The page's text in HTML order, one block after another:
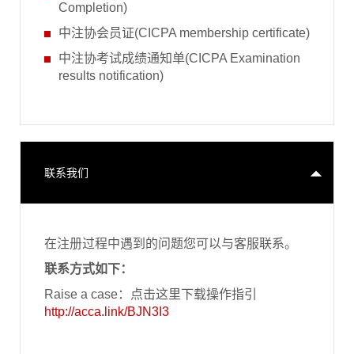
Completion)
中注协会员证(CICPA membership certificate)
中注协考试成绩通知单(CICPA Examination
results notification)
联系我们
在注册过程中遇到的问题您可以与客服联系。
联系方式如下：
Raise a case：点击这里下载操作指引
http://acca.link/BJN3I3